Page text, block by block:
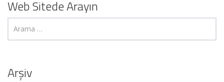
Web Sitede Arayın
Arşiv